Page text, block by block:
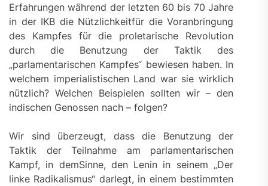
Erfahrungen während der letzten 60 bis 70 Jahre
in der IKB die Nützlichkeitfür die Voranbringung
des Kampfes für die proletarische Revolution
durch die Benutzung der Taktik des
„parlamentarischen Kampfes“ bewiesen haben. In
welchem imperialistischen Land war sie wirklich
nützlich? Welchen Beispielen sollten wir – den
indischen Genossen nach – folgen?
Wir sind überzeugt, dass die Benutzung der
Taktik der Teilnahme am parlamentarischen
Kampf, in demSinne, den Lenin in seinem „Der
linke Radikalismus“ darlegt, in einem bestimmten